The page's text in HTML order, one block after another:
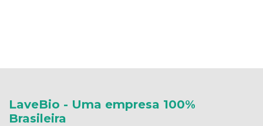
LaveBio - Uma empresa 100%
Brasileira